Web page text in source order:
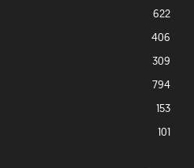
622
406
309
794
153
101